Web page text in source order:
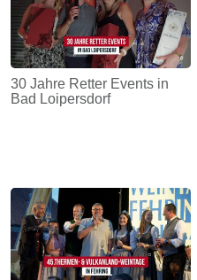
30 Jahre Retter Events in
Bad Loipersdorf